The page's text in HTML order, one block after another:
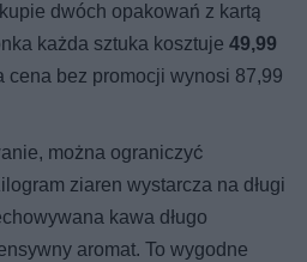
dwóch opakowań z kartą
każda sztuka kosztuje49,99
cena bez promocji wynosi 87,99
można ograniczyć
ziaren wystarcza na długi
kawa długo
aromat. To wygodne